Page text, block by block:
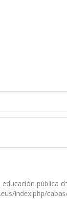
pública
index.php/